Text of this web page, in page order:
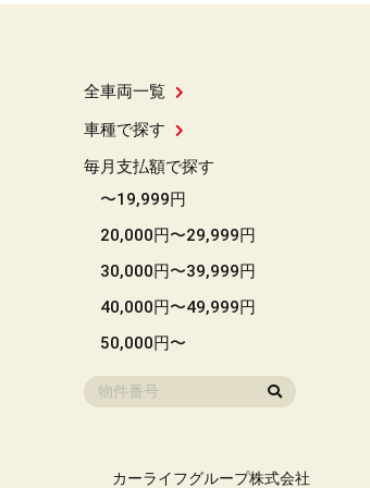
全車両一覧
車種で探す
毎月支払額で探す
〜19,999円
20,000円〜29,999円
30,000円〜39,999円
40,000円〜49,999円
50,000円〜
カーライフグループ株式会社